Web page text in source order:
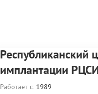
Республиканский
имплантации
Работает с: 1989